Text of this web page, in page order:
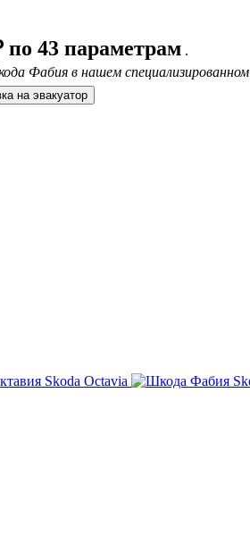
43 параметрам .
Фабия в нашем специализированном
заявка на эвакуатор
Skoda Octavia